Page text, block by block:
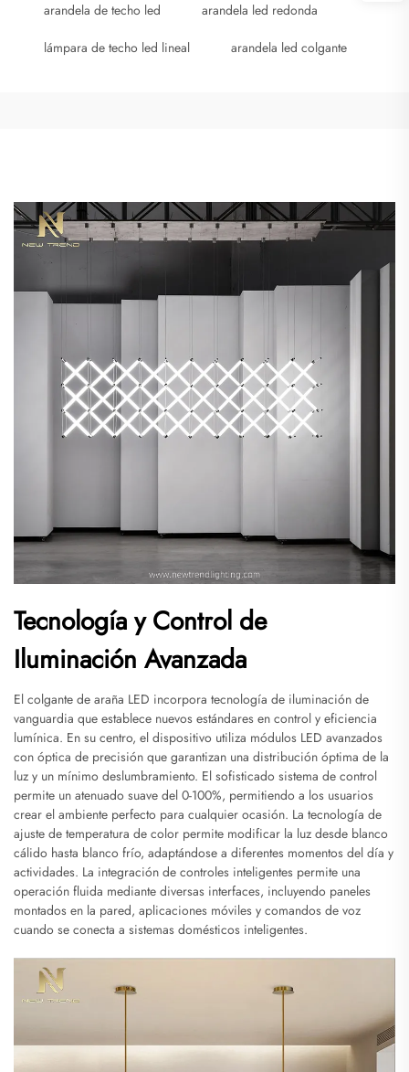
arandela de techo led arandela led redonda
lámpara de techo led lineal arandela led colgante
Tecnología y Control de
Iluminación Avanzada
El colgante de araña LED incorpora tecnología de iluminación de
vanguardia que establece nuevos estándares en control y eficiencia
lumínica. En su centro, el dispositivo utiliza módulos LED avanzados
con óptica de precisión que garantizan una distribución óptima de la
luz y un mínimo deslumbramiento. El sofisticado sistema de control
permite un atenuado suave del 0-100%, permitiendo a los usuarios
crear el ambiente perfecto para cualquier ocasión. La tecnología de
ajuste de temperatura de color permite modificar la luz desde blanco
cálido hasta blanco frío, adaptándose a diferentes momentos del día y
actividades. La integración de controles inteligentes permite una
operación fluida mediante diversas interfaces, incluyendo paneles
montados en la pared, aplicaciones móviles y comandos de voz
cuando se conecta a sistemas domésticos inteligentes.